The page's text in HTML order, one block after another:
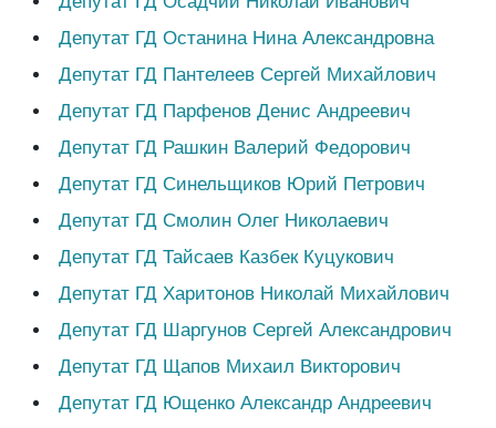
Депутат ГД Останина Нина Александровна
Депутат ГД Пантелеев Сергей Михайлович
Депутат ГД Парфенов Денис Андреевич
Депутат ГД Рашкин Валерий Федорович
Депутат ГД Синельщиков Юрий Петрович
Депутат ГД Смолин Олег Николаевич
Депутат ГД Тайсаев Казбек Куцукович
Депутат ГД Харитонов Николай Михайлович
Депутат ГД Шаргунов Сергей Александрович
Депутат ГД Щапов Михаил Викторович
Депутат ГД Ющенко Александр Андреевич